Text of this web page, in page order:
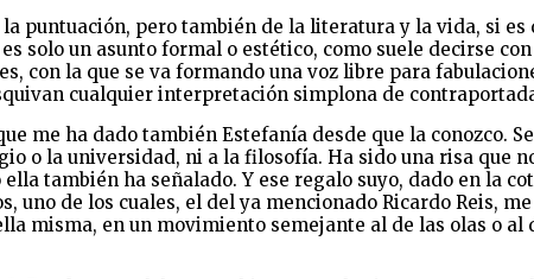
puntuación, pero también de la literatura y la vida, si
solo un asunto formal o estético, como suele decirse
con la que se va formando una voz libre para
cualquier interpretación simplona de
me ha dado también Estefanía desde que la conozco.
o la universidad, ni a la filosofía. Ha sido una risa que
también ha señalado. Y ese regalo suyo, dado en la
uno de los cuales, el del ya mencionado Ricardo Reis,
misma, en un movimiento semejante al de las olas o al